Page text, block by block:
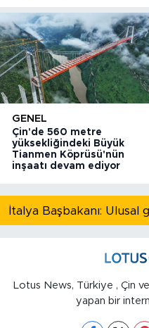
GENEL
Çin'de 560 metre
yüksekliğindeki Büyük
Tianmen Köprüsü'nün
inşaatı devam ediyor
Lotus News, Türkiye , Çin
yapan bir